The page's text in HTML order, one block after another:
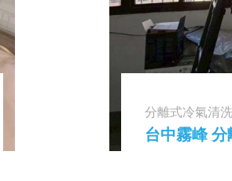
分離式冷氣清洗
台中霧峰